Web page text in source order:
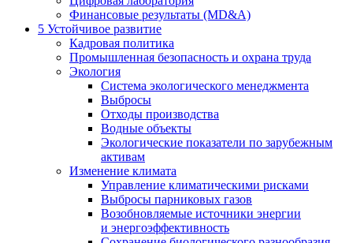
Финансовые результаты (MD&A)
5 Устойчивое развитие
Кадровая политика
Промышленная безопасность и охрана труда
Экология
Система экологического менеджмента
Выбросы
Отходы производства
Водные объекты
Экологические показатели по зарубежным
активам
Изменение климата
Управление климатическими рисками
Выбросы парниковых газов
Возобновляемые источники энергии
и энергоэффективность